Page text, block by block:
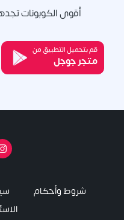
أقوى الكوبونات
قم بتحميل التطبيق من
متجر جوجل
شروط وأحكام